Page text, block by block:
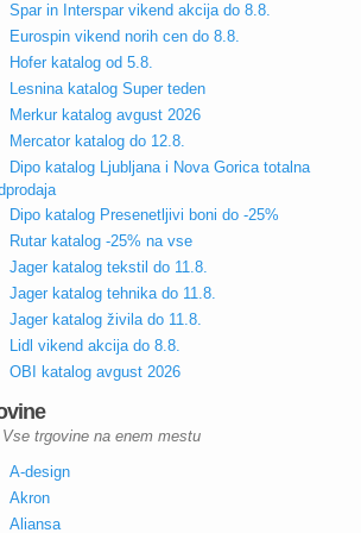
Spar in Interspar vikend akcija do 8.8.
Eurospin vikend norih cen do 8.8.
Hofer katalog od 5.8.
Lesnina katalog Super teden
Merkur katalog avgust 2026
Mercator katalog do 12.8.
Dipo katalog Ljubljana i Nova Gorica totalna
Dipo katalog Presenetljivi boni do -25%
Rutar katalog -25% na vse
Jager katalog tekstil do 11.8.
Jager katalog tehnika do 11.8.
Jager katalog živila do 11.8.
Lidl vikend akcija do 8.8.
OBI katalog avgust 2026
Vse trgovine na enem mestu
A-design
Akron
Aliansa